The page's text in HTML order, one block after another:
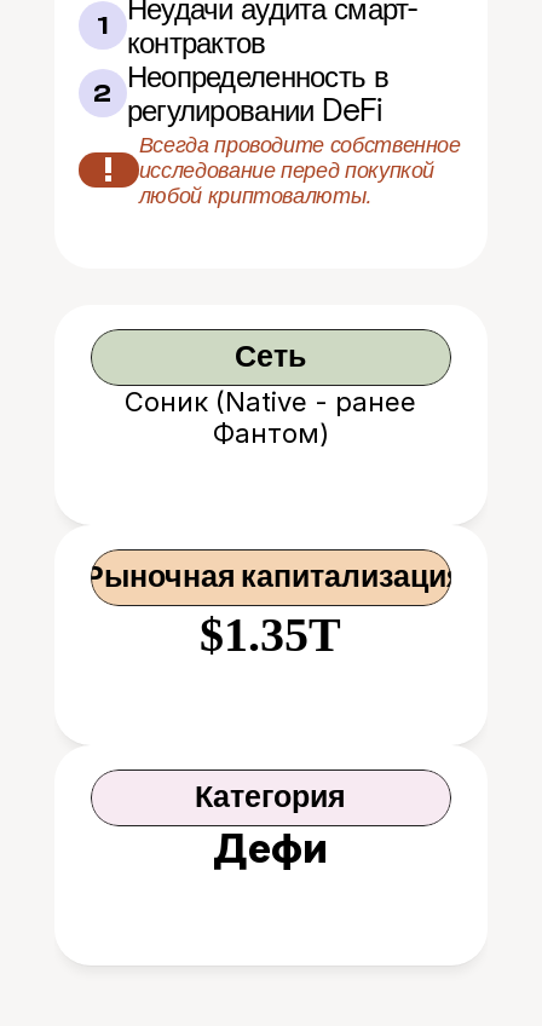
1
Неудачи аудита смарт-
контрактов
2
Неопределенность в
регулировании DeFi
!
Всегда проводите собственное
исследование перед покупкой
любой криптовалюты.
Сеть
Соник (Native - ранее
Фантом)
Рыночная капитализация
$1.35T
Категория
Дефи